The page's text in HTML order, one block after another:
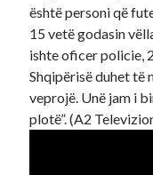
është personi që
15 vetë godasin
ishte oficer policie,
Shqipërisë duhet të
veprojë. Unë jam i
plotë”. (A2